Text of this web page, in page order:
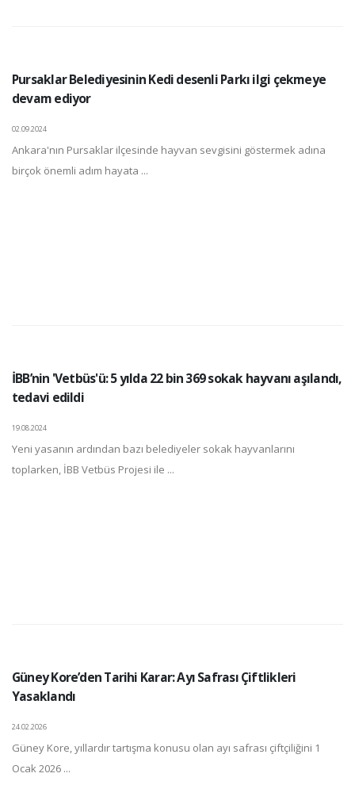
Pursaklar Belediyesinin Kedi desenli Parkı ilgi çekmeye
devam ediyor
02.09.2024
Ankara'nın Pursaklar ilçesinde hayvan sevgisini göstermek adına
birçok önemli adım hayata ...
İBB’nin 'Vetbüs'ü: 5 yılda 22 bin 369 sokak hayvanı aşılandı,
tedavi edildi
19.08.2024
Yeni yasanın ardından bazı belediyeler sokak hayvanlarını
toplarken, İBB Vetbüs Projesi ile ...
Güney Kore’den Tarihi Karar: Ayı Safrası Çiftlikleri
Yasaklandı
24.02.2026
Güney Kore, yıllardır tartışma konusu olan ayı safrası çiftçiliğini 1
Ocak 2026 ...